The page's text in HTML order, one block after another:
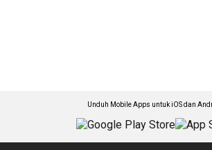
Unduh Mobile Apps untuk iOS dan